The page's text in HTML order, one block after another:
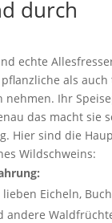
durch
echte
als auch
nehmen. Ihr
das macht sie
Hier sind die
Wildschweins:
Eicheln,
andere